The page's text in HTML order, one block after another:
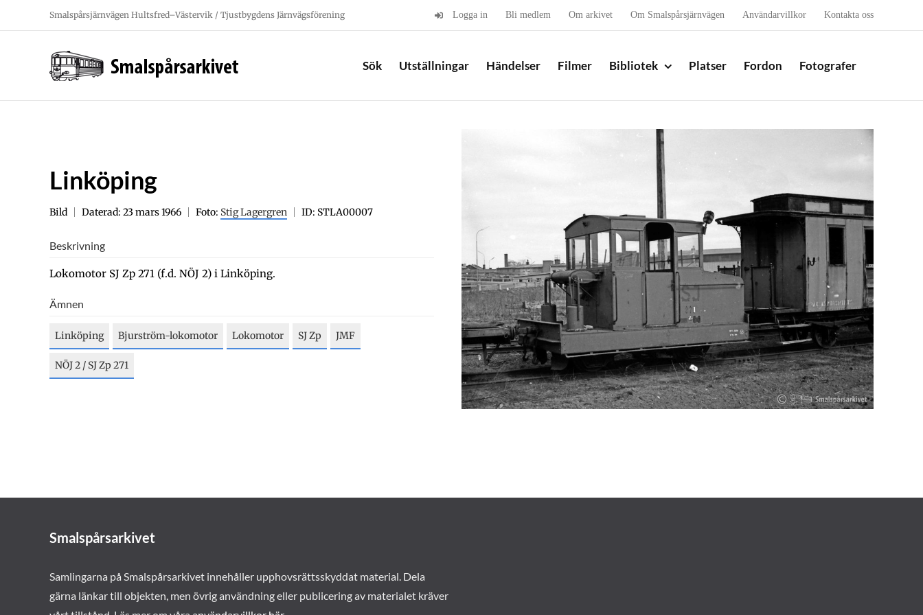
Smalspårsjärnvägen Hultsfred–Västervik / Tjustbygdens Järnvägsförening Logga in Bli medlem Om arkivet Om Smalspårsjärnvägen Användarvillkor Kontakta oss
Sök Utställningar Händelser Filmer Bibliotek Platser Fordon Fotografer
Linköping
Bild Daterad: 23 mars 1966 Foto: Stig Lagergren ID: STLA00007
Beskrivning
Lokomotor SJ Zp 271 (f.d. NÖJ 2) i Linköping.
Ämnen
Linköping Bjurström-lokomotor Lokomotor SJ Zp JMF
NÖJ 2 / SJ Zp 271
Smalspårsarkivet
Samlingarna på Smalspårsarkivet innehåller upphovsrättsskyddat material. Dela
gärna länkar till objekten, men övrig användning eller publicering av materialet kräver